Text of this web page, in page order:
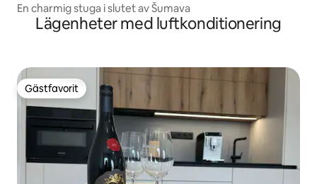
En charmig stuga i slutet av Šumava
Lägenheter med luftkonditionering
Gästfavorit
Gästfavorit